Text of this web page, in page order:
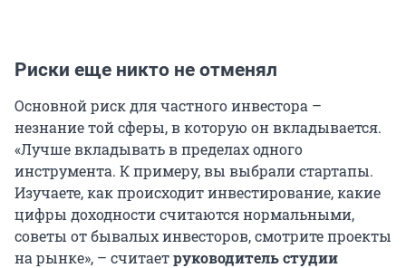
Риски еще никто не отменял
Основной риск для частного инвестора –
незнание той сферы, в которую он вкладывается.
«Лучше вкладывать в пределах одного
инструмента. К примеру, вы выбрали стартапы.
Изучаете, как происходит инвестирование, какие
цифры доходности считаются нормальными,
советы от бывалых инвесторов, смотрите проекты
на рынке», – считаетруководитель студии